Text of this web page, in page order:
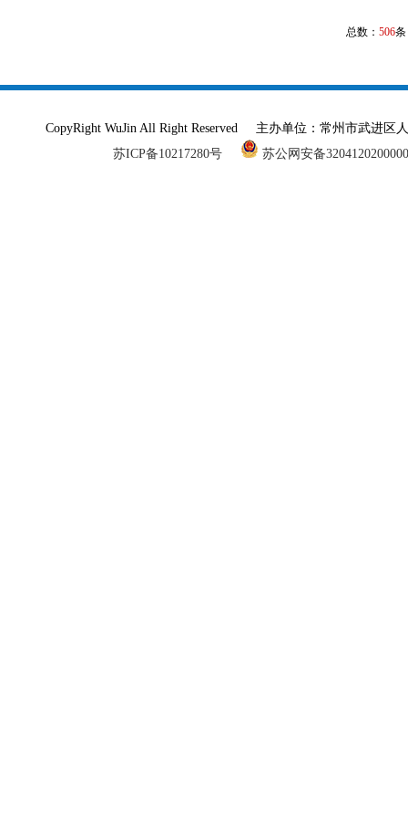
总数： 506
CopyRight WuJin All Right Reserved 主办单位：常州市武进
苏ICP备10217280号
苏公网安备